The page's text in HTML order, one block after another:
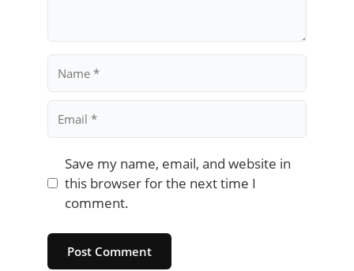
Save my name, email, and website in
this browser for the next time I
comment.
Website